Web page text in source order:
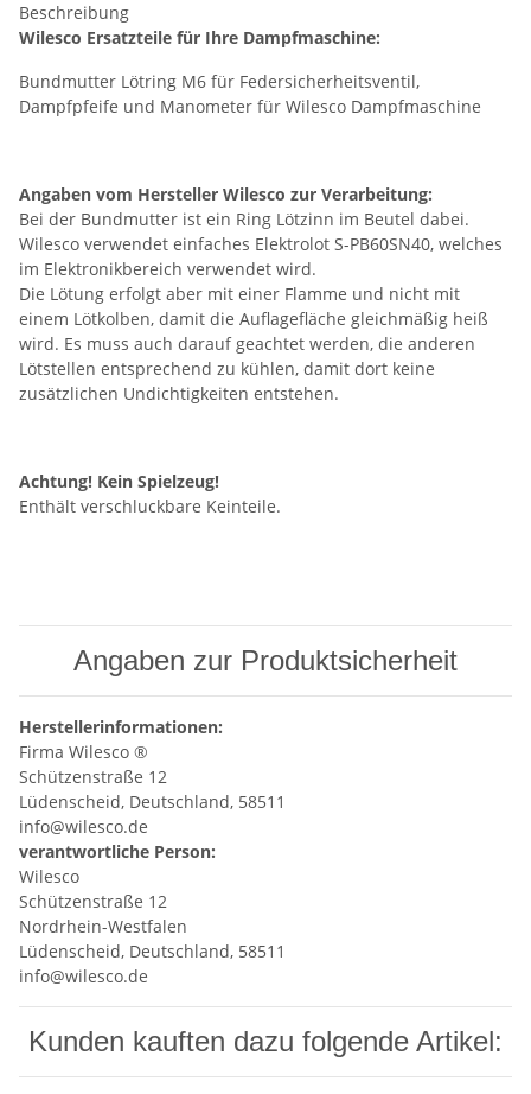
Beschreibung
Wilesco Ersatzteile für Ihre Dampfmaschine:
Bundmutter Lötring M6 für Federsicherheitsventil,
Dampfpfeife und Manometer für Wilesco Dampfmaschine
Angaben vom Hersteller Wilesco zur Verarbeitung:
Bei der Bundmutter ist ein Ring Lötzinn im Beutel dabei.
Wilesco verwendet einfaches Elektrolot S-PB60SN40, welches
im Elektronikbereich verwendet wird.
Die Lötung erfolgt aber mit einer Flamme und nicht mit
einem Lötkolben, damit die Auflagefläche gleichmäßig heiß
wird. Es muss auch darauf geachtet werden, die anderen
Lötstellen entsprechend zu kühlen, damit dort keine
zusätzlichen Undichtigkeiten entstehen.
Achtung! Kein Spielzeug!
Enthält verschluckbare Keinteile.
Angaben zur Produktsicherheit
Herstellerinformationen:
Firma Wilesco ®
Schützenstraße 12
Lüdenscheid, Deutschland, 58511
info@wilesco.de
verantwortliche Person:
Wilesco
Schützenstraße 12
Nordrhein-Westfalen
Lüdenscheid, Deutschland, 58511
info@wilesco.de
Kunden kauften dazu folgende Artikel: